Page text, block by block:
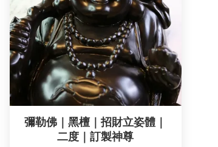
彌勒佛｜黑檀｜招財立姿體｜
二度｜訂製神尊